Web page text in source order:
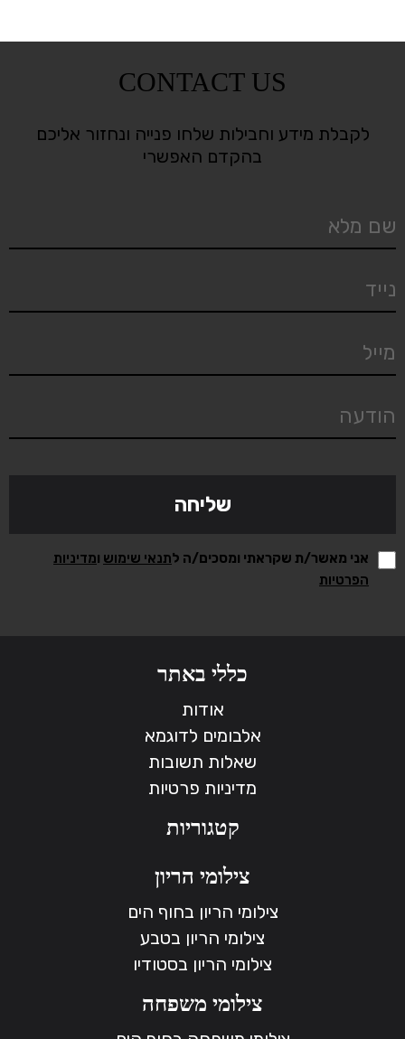
CONTACT US
לקבלת מידע וחבילות שלחו פנייה ונחזור אליכם
בהקדם האפשרי
אני מאשר/ת שקראתי ומסכים/ה לתנאי שימוש ומדיניות
הפרטיות
כללי באתר
אודות
אלבומים לדוגמא
שאלות תשובות
מדיניות פרטיות
קטגוריות
צילומי הריון
צילומי הריון בחוף הים
צילומי הריון בטבע
צילומי הריון בסטודיו
צילומי משפחה